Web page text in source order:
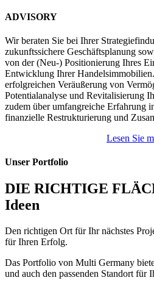
ADVISORY
Wir beraten Sie bei Ihrer
zukunftssichere Geschäftsplanung
von der (Neu-) Positionierung Ihres
Entwicklung Ihrer
erfolgreichen Veräußerung von
Potentialanalyse und Revitalisierung
zudem über umfangreiche Erfahrung
finanzielle Restrukturierung und
Lesen Sie
Unser Portfolio
DIE RICHTIGE
Ideen
Den richtigen Ort für Ihr nächstes
für Ihren Erfolg.
Das Portfolio von Multi Germany
und auch den passenden Standort für